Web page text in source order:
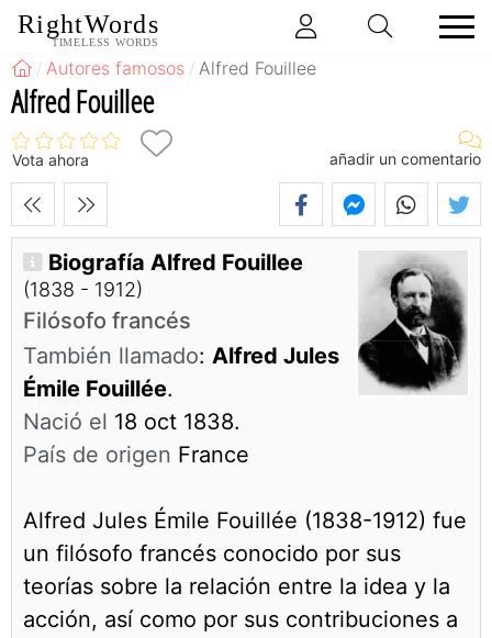
RightWords
TIMELESS WORDS
Autores famosos Alfred Fouillee
Alfred Fouillee
Vota ahora añadir un comentario
Biografía Alfred Fouillee
(1838 - 1912)
Filósofo francés
También llamado: Alfred Jules
Émile Fouillée.
Nació el 18 oct 1838.
País de origen France
Alfred Jules Émile Fouillée (1838-1912) fue
un filósofo francés conocido por sus
teorías sobre la relación entre la idea y la
acción, así como por sus contribuciones a